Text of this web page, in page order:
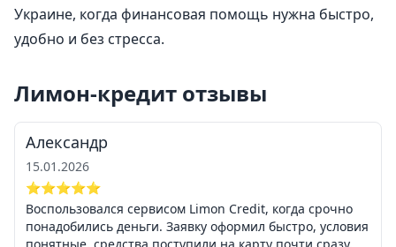
Украине, когда финансовая помощь нужна быстро,
удобно и без стресса.
Лимон-кредит отзывы
Александр
15.01.2026
⭐⭐⭐⭐⭐
Воспользовался сервисом Limon Credit, когда срочно
понадобились деньги. Заявку оформил быстро, условия
понятные, средства поступили на карту почти сразу.